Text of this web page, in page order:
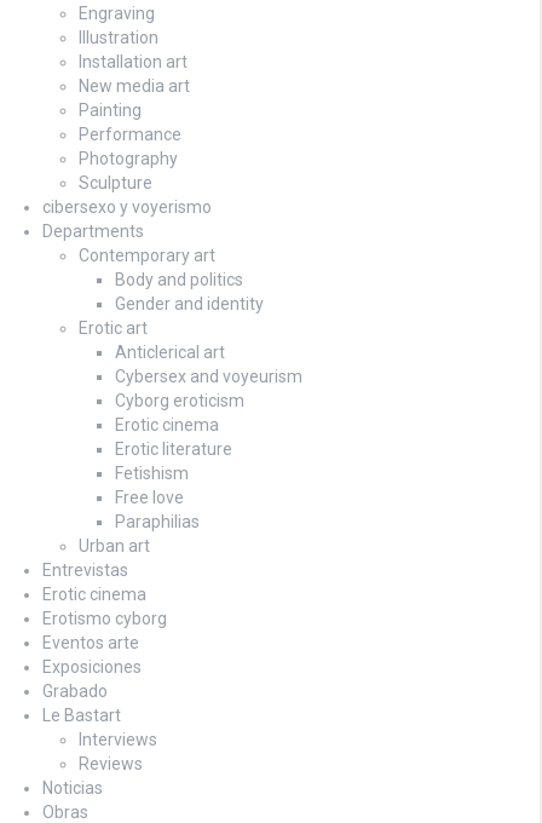
Engraving
Illustration
Installation art
New media art
Painting
Performance
Photography
Sculpture
cibersexo y voyerismo
Departments
Contemporary art
Body and politics
Gender and identity
Erotic art
Anticlerical art
Cybersex and voyeurism
Cyborg eroticism
Erotic cinema
Erotic literature
Fetishism
Free love
Paraphilias
Urban art
Entrevistas
Erotic cinema
Erotismo cyborg
Eventos arte
Exposiciones
Grabado
Le Bastart
Interviews
Reviews
Noticias
Obras